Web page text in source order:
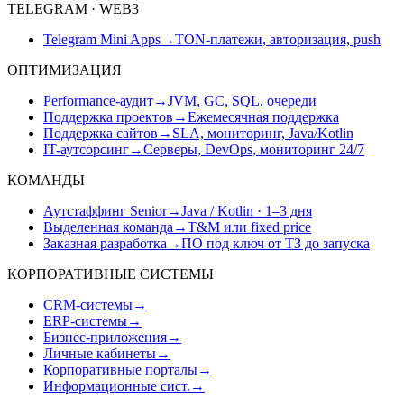
TELEGRAM · WEB3
Telegram Mini Apps→TON-платежи, авторизация, push
ОПТИМИЗАЦИЯ
Performance-аудит→JVM, GC, SQL, очереди
Поддержка проектов →Ежемесячная поддержка
Поддержка сайтов → SLA, мониторинг, Java/Kotlin
IT-аутсорсинг→Серверы, DevOps, мониторинг 24/7
КОМАНДЫ
Аутстаффинг Senior→Java / Kotlin · 1–3 дня
Выделенная команда →T&M или fixed price
Заказная разработка →ПО под ключ от ТЗ до запуска
КОРПОРАТИВНЫЕ СИСТЕМЫ
CRM-системы→
ERP-системы→
Бизнес-приложения→
Личные кабинеты→
Корпоративные порталы→
Информационные сист. →